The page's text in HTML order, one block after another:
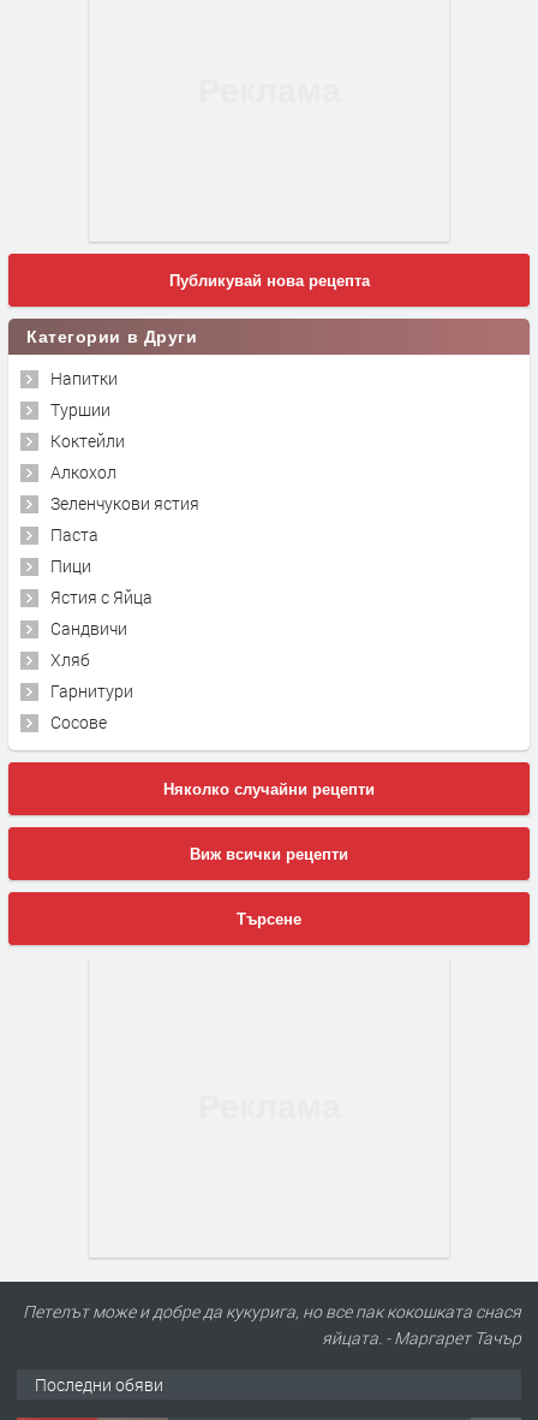
Публикувай нова рецепта
Категории в Други
Напитки
Туршии
Коктейли
Алкохол
Зеленчукови ястия
Паста
Пици
Ястия с Яйца
Сандвичи
Хляб
Гарнитури
Сосове
Няколко случайни рецепти
Виж всички рецепти
Търсене
Петелът може и добре да кукурига, но все пак кокошката снася
яйцата. - Маргарет Тачър
Последни обяви